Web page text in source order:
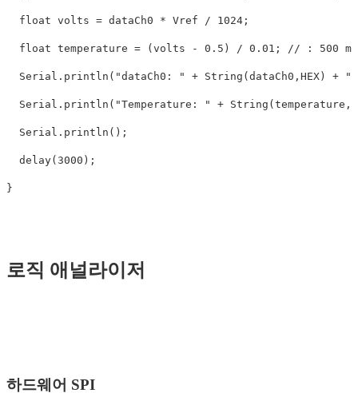
float volts = dataCh0 * Vref / 1024 ;
float temperature = ( volts - 0.5 ) / 0.01 ; // : 500
Serial . println ( "dataCh0: " + String ( dataCh0 , HEX ) + "
Serial . println ( "Temperature: " + String ( temperature ,
Serial . println ();
delay( 3000 );
}
로직 애널라이저
하드웨어 SPI